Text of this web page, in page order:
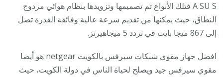
A SU S فتلك الأنواع تم تصميمها وتزويدها بنظام هوائي مزدوج
النطاق، حيث يمكنها من تقديم سرعة عالية وفائقة القدرة تصل
إلى 867 ميجا بايت في تردد 5 ميجاهيرتز.
افضل جهاز مقوي شبكات سيرفس بالكويت netgear هو أيضا
مقوي سيرفس جيد ويصلح لحياة الناس في دولة الكويت، حيث